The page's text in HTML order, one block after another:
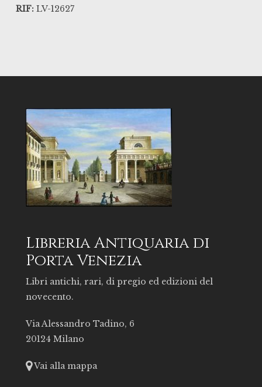
RIF: LV-12627
Libreria Antiquaria di
Porta Venezia
Libri antichi, rari, di pregio ed edizioni del
novecento.
Via Alessandro Tadino, 6
20124 Milano
Vai alla mappa